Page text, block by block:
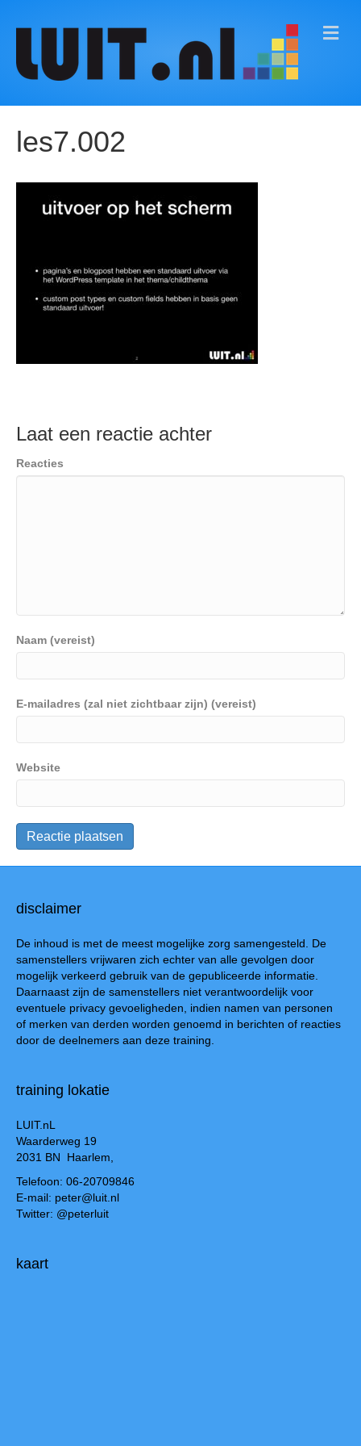
M
E
les7.002
Laat een reactie achter
Reacties
Naam (vereist)
E-mailadres (zal niet zichtbaar zijn) (vereist)
Website
disclaimer
De inhoud is met de meest mogelijke zorg samengesteld. De
samenstellers vrijwaren zich echter van alle gevolgen door
mogelijk verkeerd gebruik van de gepubliceerde informatie.
Daarnaast zijn de samenstellers niet verantwoordelijk voor
eventuele privacy gevoeligheden, indien namen van personen
of merken van derden worden genoemd in berichten of reacties
door de deelnemers aan deze training.
training lokatie
LUIT.nL
Waarderweg 19
2031 BN Haarlem,
Telefoon: 06-20709846
E-mail: peter@luit.nl
Twitter: @peterluit
kaart